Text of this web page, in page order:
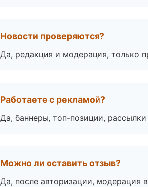
Новости проверяются?
Да, редакция и модерация, только
Работаете с рекламой?
Да, баннеры, топ-позиции,
Можно ли оставить отзыв?
Да, после авторизации, модерация